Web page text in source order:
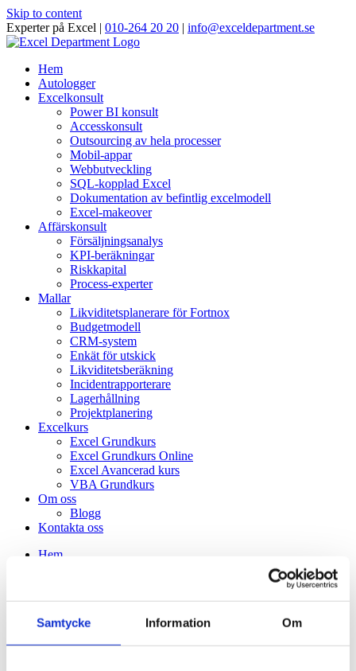
Samtycke Information Om
Skip to content
Experter på Excel | 010-264 20 20 | info@exceldepartment.se
Hem
Autologger
Excelkonsult
Power BI konsult
Accesskonsult
Outsourcing av hela processer
Mobil-appar
Webbutveckling
SQL-kopplad Excel
Dokumentation av befintlig excelmodell
Excel-makeover
Affärskonsult
Försäljningsanalys
KPI-beräkningar
Riskkapital
Process-experter
Mallar
Likviditetsplanerare för Fortnox
Budgetmodell
CRM-system
Enkät för utskick
Likviditetsberäkning
Incidentrapporterare
Lagerhållning
Projektplanering
Excelkurs
Excel Grundkurs
Excel Grundkurs Online
Excel Avancerad kurs
VBA Grundkurs
Om oss
Blogg
Kontakta oss
Hem
Outsourcing av hela processer